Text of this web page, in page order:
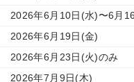
2026年6月10日(水)〜6月
2026年6月19日(金)
2026年6月23日(火)のみ
2026年7月9日(木)